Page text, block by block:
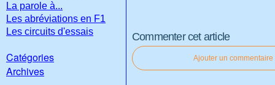
Commenter cet article
Ajouter un commentaire
La parole à...
Les abréviations en F1
Les circuits d'essais
Catégories
Archives